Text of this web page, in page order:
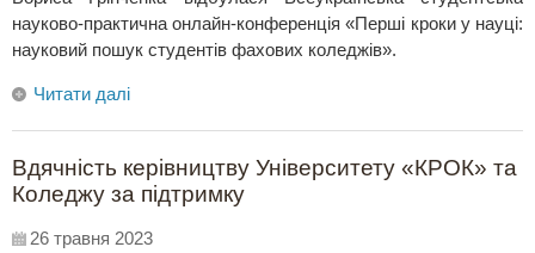
науково-практична онлайн-конференція «Перші кроки у науці:
науковий пошук студентів фахових коледжів».
Читати далі
Вдячність керівництву Університету «КРОК» та
Коледжу за підтримку
26 травня 2023